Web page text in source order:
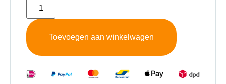
Toevoegen aan winkelwagen